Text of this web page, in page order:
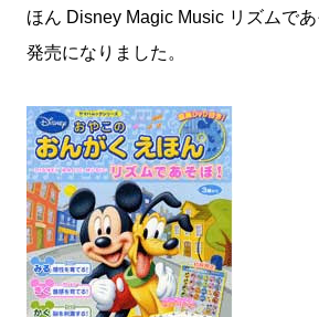
ほん Disney Magic Music リズムで
発売になりました。